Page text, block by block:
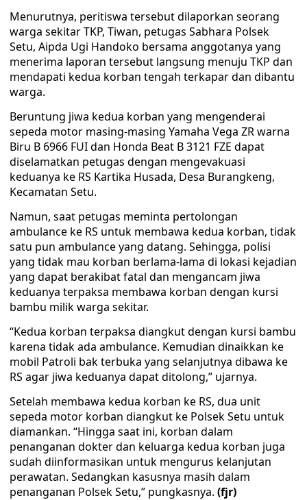
Menurutnya, peritiswa tersebut dilaporkan seorang
warga sekitar TKP, Tiwan, petugas Sabhara Polsek
Setu, Aipda Ugi Handoko bersama anggotanya yang
menerima laporan tersebut langsung menuju TKP dan
mendapati kedua korban tengah terkapar dan dibantu
warga.
Beruntung jiwa kedua korban yang mengenderai
sepeda motor masing-masing Yamaha Vega ZR warna
Biru B 6966 FUI dan Honda Beat B 3121 FZE dapat
diselamatkan petugas dengan mengevakuasi
keduanya ke RS Kartika Husada, Desa Burangkeng,
Kecamatan Setu.
Namun, saat petugas meminta pertolongan
ambulance ke RS untuk membawa kedua korban, tidak
satu pun ambulance yang datang. Sehingga, polisi
yang tidak mau korban berlama-lama di lokasi kejadian
yang dapat berakibat fatal dan mengancam jiwa
keduanya terpaksa membawa korban dengan kursi
bambu milik warga sekitar.
“Kedua korban terpaksa diangkut dengan kursi bambu
karena tidak ada ambulance. Kemudian dinaikkan ke
mobil Patroli bak terbuka yang selanjutnya dibawa ke
RS agar jiwa keduanya dapat ditolong,” ujarnya.
Setelah membawa kedua korban ke RS, dua unit
sepeda motor korban diangkut ke Polsek Setu untuk
diamankan. “Hingga saat ini, korban dalam
penanganan dokter dan keluarga kedua korban juga
sudah diinformasikan untuk mengurus kelanjutan
perawatan. Sedangkan kasusnya masih dalam
penanganan Polsek Setu,” pungkasnya. (fjr)